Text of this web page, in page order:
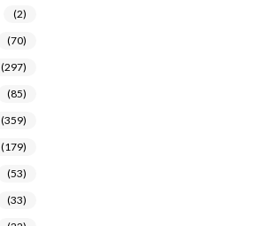
(2)
(70)
(297)
(85)
(359)
(179)
(53)
(33)